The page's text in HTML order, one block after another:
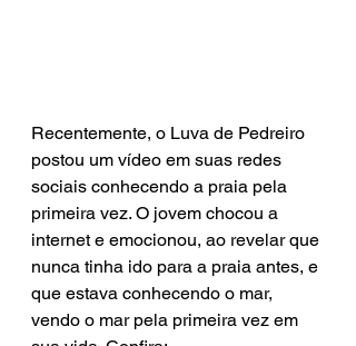
Recentemente, o Luva de Pedreiro
postou um vídeo em suas redes
sociais conhecendo a praia pela
primeira vez. O jovem chocou a
internet e emocionou, ao revelar que
nunca tinha ido para a praia antes, e
que estava conhecendo o mar,
vendo o mar pela primeira vez em